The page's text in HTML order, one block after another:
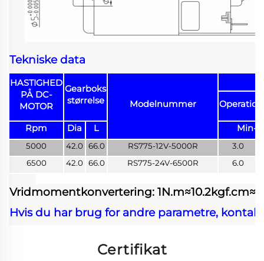
Tekniske data
HASTIGHED
PÅ DC-
MOTOR
Gearboks
størrelse
Modelnummer
Rpm Dia L Min-
5000 42.0 66.0 RS775-12V-5000R
3.0
6500
42.0 66.0 RS775-24V-6500R 6.0
Vridmomentkonvertering:
Hvis du har brug for andre parametre,
Certifikat